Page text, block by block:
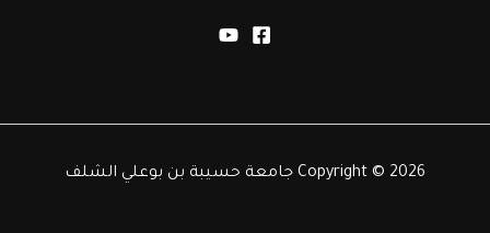
Copyright © 2026 جامعة حسيبة بن بوعلي الشلف